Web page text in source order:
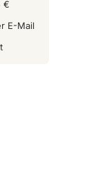
€
E-Mail